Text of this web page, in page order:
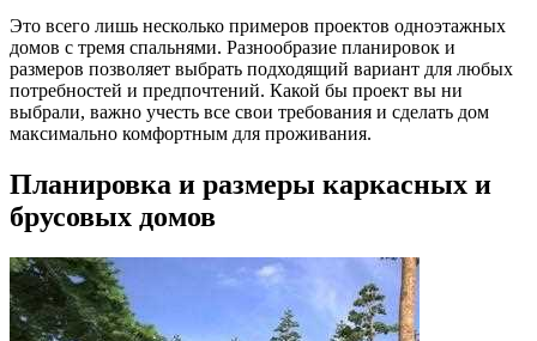
Это всего лишь несколько примеров проектов одноэтажных
домов с тремя спальнями. Разнообразие планировок и
размеров позволяет выбрать подходящий вариант для любых
потребностей и предпочтений. Какой бы проект вы ни
выбрали, важно учесть все свои требования и сделать дом
максимально комфортным для проживания.
Планировка и размеры каркасных и
брусовых домов